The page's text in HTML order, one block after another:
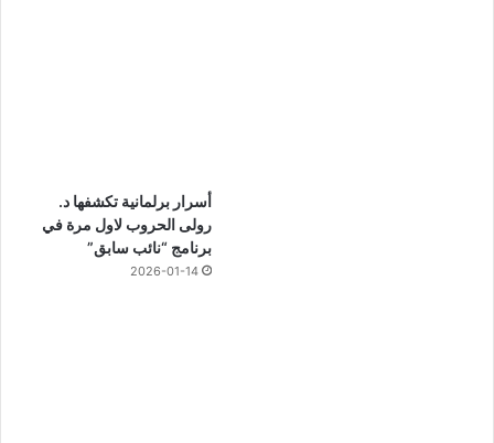
أسرار برلمانية تكشفها د.
رولى الحروب لاول مرة في
برنامج “نائب سابق”
2026-01-14